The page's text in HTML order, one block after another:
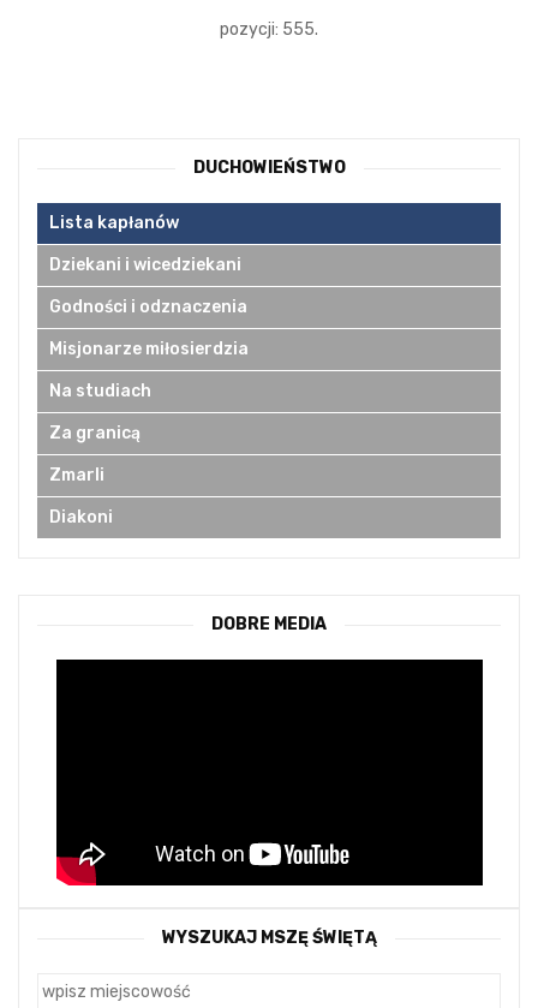
pozycji: 555.
DUCHOWIEŃSTWO
Lista kapłanów
Dziekani i wicedziekani
Godności i odznaczenia
Misjonarze miłosierdzia
Na studiach
Za granicą
Zmarli
Diakoni
DOBRE MEDIA
WYSZUKAJ MSZĘ ŚWIĘTĄ